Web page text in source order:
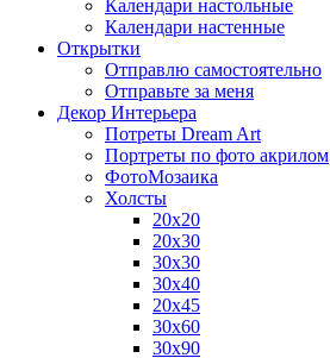
Календари настольные
Календари настенные
Открытки
Отправлю самостоятельно
Отправьте за меня
Декор Интерьера
Потреты Dream Art
Портреты по фото акрилом
ФотоМозаика
Холсты
20х20
20х30
30х30
30х40
20х45
30х60
30х90